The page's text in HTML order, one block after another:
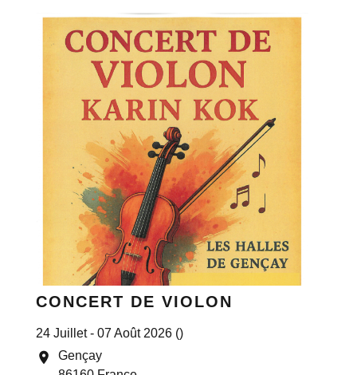
CONCERT DE VIOLON
24 Juillet - 07 Août 2026 ()
location_on
Gençay